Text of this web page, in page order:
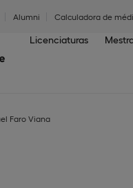
Alumni Calculadora de
Licenciaturas
Faro Viana